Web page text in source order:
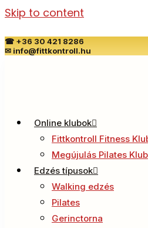
Skip to content
☎ +36 30 421 8286
✉ info@fittkontroll.hu
Online klubok
Fittkontroll Fitness
Megújulás Pilates Klub
Edzés típusok
Walking edzés
Pilates
Gerinctorna